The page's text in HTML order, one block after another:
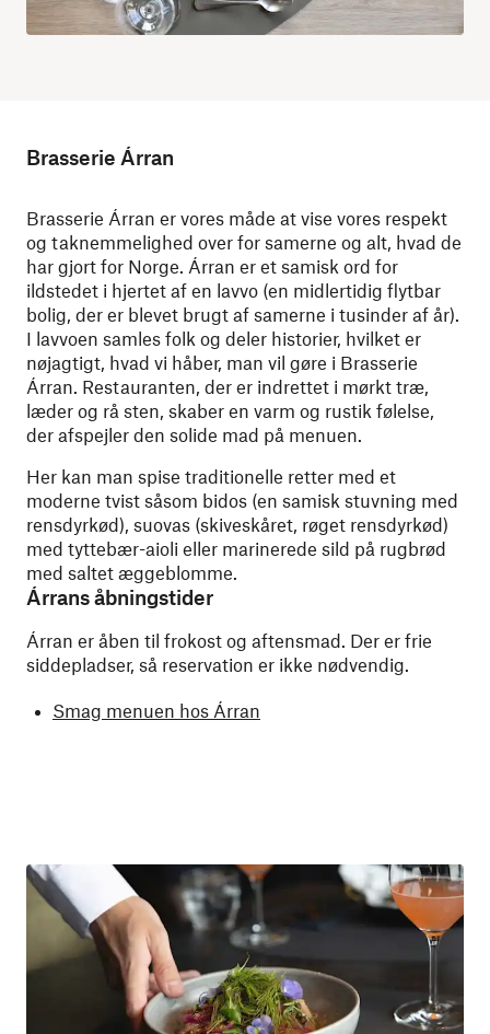
Brasserie Árran
Brasserie Árran er vores måde at vise vores respekt
og taknemmelighed over for samerne og alt, hvad de
har gjort for Norge. Árran er et samisk ord for
ildstedet i hjertet af en lavvo (en midlertidig flytbar
bolig, der er blevet brugt af samerne i tusinder af år).
I lavvoen samles folk og deler historier, hvilket er
nøjagtigt, hvad vi håber, man vil gøre i Brasserie
Árran. Restauranten, der er indrettet i mørkt træ,
læder og rå sten, skaber en varm og rustik følelse,
der afspejler den solide mad på menuen.
Her kan man spise traditionelle retter med et
moderne tvist såsom bidos (en samisk stuvning med
rensdyrkød), suovas (skiveskåret, røget rensdyrkød)
med tyttebær-aioli eller marinerede sild på rugbrød
med saltet æggeblomme.
Árrans åbningstider
Árran er åben til frokost og aftensmad. Der er frie
siddepladser, så reservation er ikke nødvendig.
Smag menuen hos Árran